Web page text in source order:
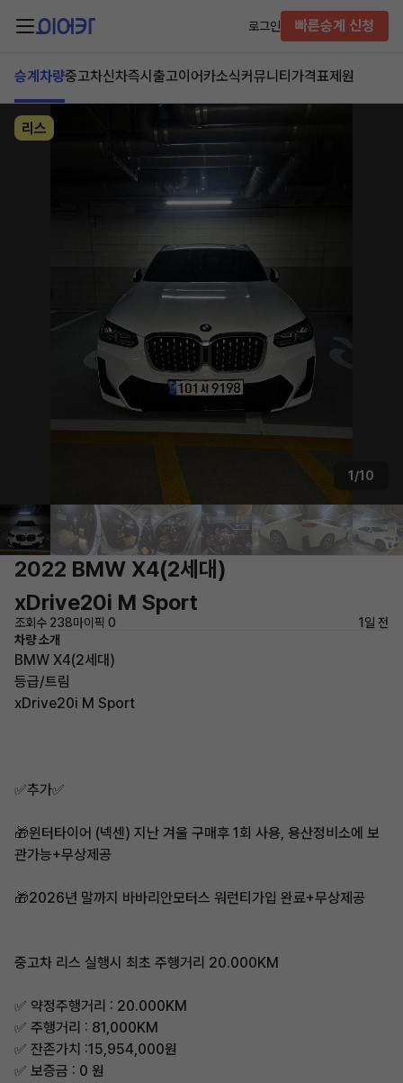
로그인 빠른승계 신청
승계차량중고차신차즉시출고이어카소식커뮤니티 가격표제원
리스
1/10
2022 BMW X4(2세대)
xDrive20i M Sport
조회수 238마이픽 0
1일 전
차량 소개
BMW X4(2세대)
등급/트림
xDrive20i M Sport
✅추가✅
🎁윈터타이어 (넥센) 지난 겨울 구매후 1회 사용, 용산정비소에 보
관가능+무상제공
🎁2026년 말까지 바바리안모터스 워런티가입 완료+무상제공
중고차 리스 실행시 최초 주행거리 20.000KM
✅ 약정주행거리 : 20.000KM
✅ 주행거리 : 81,000KM
✅ 잔존가치 :15,954,000원
✅ 보증금 : 0 원